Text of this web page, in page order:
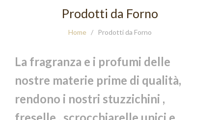
Prodotti da Forno
Home / Prodotti da Forno
La fragranza e i profumi delle
nostre materie prime di qualità,
rendono i nostri stuzzichini ,